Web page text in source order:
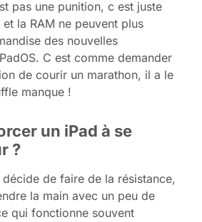
pas une punition, c est juste
la RAM ne peuvent plus
des nouvelles
C est comme demander
de courir un marathon, il a le
manque !
un iPad à se
?
de faire de la résistance,
la main avec un peu de
qui fonctionne souvent